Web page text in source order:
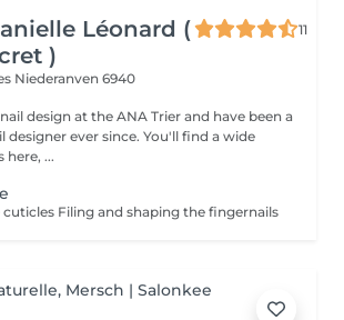
Léonard (
)
11
Niederanven 6940
design at the ANA Trier and have been a
ever since. You'll find a wide
here, ...
Filing and shaping the fingernails